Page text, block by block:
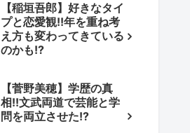
【稲垣吾郎】好きなタイ
プと恋愛観!!年を重ね考
え方も変わってきている
のかも!?
【菅野美穂】学歴の真
相!!文武両道で芸能と学
問を両立させた!?